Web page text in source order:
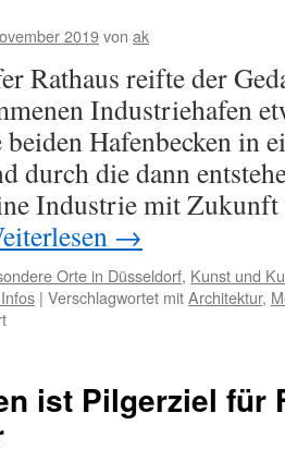
2019von ak
Rathaus reifte der
Industriehafen
Hafenbecken in
durch die dann
Industrie mit Zukunft
→
Orte in Düsseldorf, Kunst und
| Verschlagwortet mitArchitektur,
für
fast
ist Pilgerziel für